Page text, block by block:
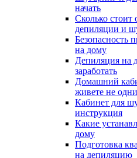
начать
Сколько
депиляции и
Безопасность
на дому
Депиляция на
заработать
Домашний
живете не одни
Кабинет для
инструкция
Какие
дому
Подготовка
на депиляцию